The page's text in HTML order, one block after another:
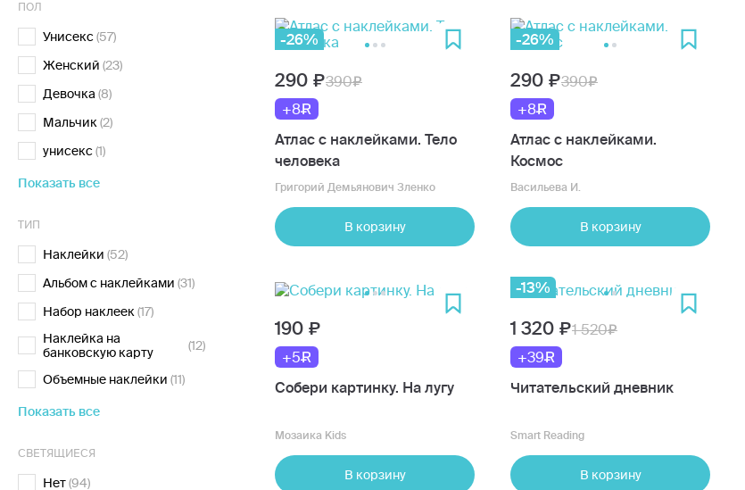
ПОЛ
Унисекс(57)
Женский (23)
Девочка (8)
Мальчик (2)
унисекс(1)
Показать все
ТИП
Наклейки (52)
Альбом с наклейками (31)
Набор наклеек (17)
Наклейка на
банковскую карту
(12)
Объемные наклейки (11)
Показать все
СВЕТЯЩИЕСЯ
Нет(94)
-26%
290
390
+8
Атлас с наклейками. Тело
человека
Григорий Демьянович Зленко
В корзину
-26%
290
390
+8
Атлас с наклейками.
Космос
Васильева И.
В корзину
190
+5
Собери картинку. На лугу
Мозаика Kids
В корзину
-13%
1 320
1 520
+39
Читательский дневник
Smart Reading
В корзину